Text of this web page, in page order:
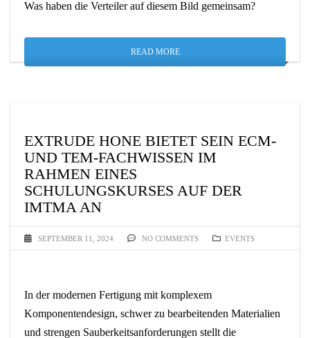
Was haben die Verteiler auf diesem Bild gemeinsam?
READ MORE
EXTRUDE HONE BIETET SEIN ECM-
UND TEM-FACHWISSEN IM
RAHMEN EINES
SCHULUNGSKURSES AUF DER
IMTMA AN
SEPTEMBER 11, 2024 NO COMMENTS EVENTS
In der modernen Fertigung mit komplexem
Komponentendesign, schwer zu bearbeitenden Materialien
und strengen Sauberkeitsanforderungen stellt die